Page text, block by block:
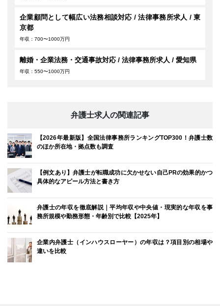
企業顧問として幅広い法務相談対応 / 法律事務所求人 / 東
京都
年収：700〜1000万円
離婚・企業法務・交通事故対応 / 法律事務所求人 / 愛知県
年収：550〜1000万円
弁護士求人の関連記事
【2026年最新版】全国法律事務所ランキングTOP300！弁護士数
のほか所在地・拠点数も調査
【例文あり】弁護士が転職成功に欠かせない自己PRの効果的かつ
具体的なアピール方法と書き方
弁護士の年収を徹底解説｜平均年収や中央値・現実的な年収を事
務所規模や勤務形態・年齢別で比較【2025年】
企業内弁護士（インハウスローヤー）の年収は？項目別の相場や
違いを比較